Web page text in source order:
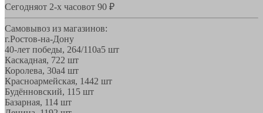
Сегодняот 2-х часовот 90 ₽
Самовывоз из магазинов:
г.Ростов-на-Дону
40-лет победы, 264/110а5 шт
Каскадная, 722 шт
Королева, 30а4 шт
Красноармейская, 1442 шт
Будённовский, 11 5 шт
Базарная, 114 шт